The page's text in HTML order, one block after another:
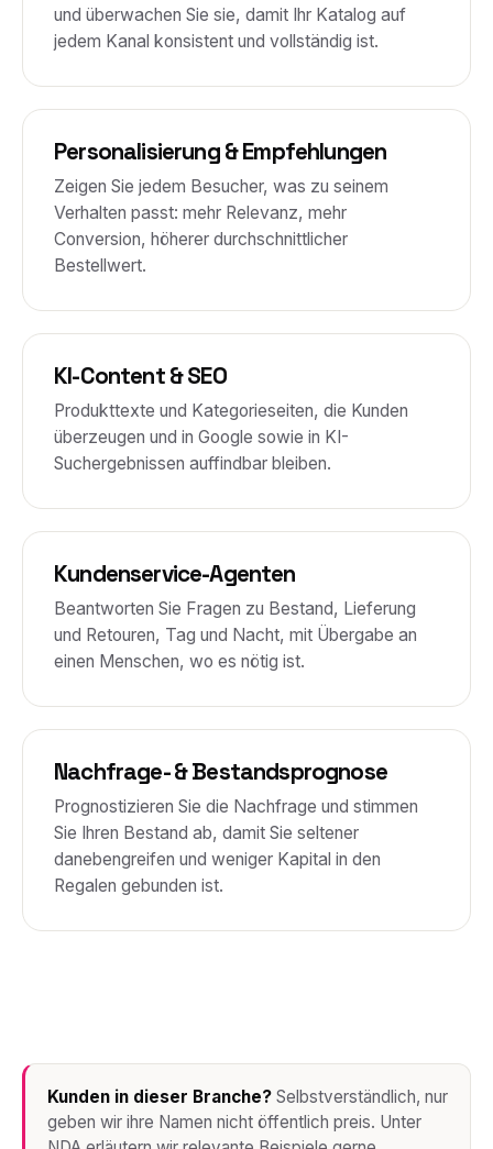
und überwachen Sie sie, damit Ihr Katalog auf
jedem Kanal konsistent und vollständig ist.
Personalisierung & Empfehlungen
Zeigen Sie jedem Besucher, was zu seinem
Verhalten passt: mehr Relevanz, mehr
Conversion, höherer durchschnittlicher
Bestellwert.
KI-Content & SEO
Produkttexte und Kategorieseiten, die Kunden
überzeugen und in Google sowie in KI-
Suchergebnissen auffindbar bleiben.
Kundenservice-Agenten
Beantworten Sie Fragen zu Bestand, Lieferung
und Retouren, Tag und Nacht, mit Übergabe an
einen Menschen, wo es nötig ist.
Nachfrage- & Bestandsprognose
Prognostizieren Sie die Nachfrage und stimmen
Sie Ihren Bestand ab, damit Sie seltener
danebengreifen und weniger Kapital in den
Regalen gebunden ist.
Kunden in dieser Branche? Selbstverständlich, nur
geben wir ihre Namen nicht öffentlich preis. Unter